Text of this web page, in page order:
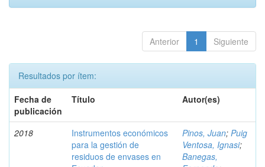
Anterior 1 Siguiente
Resultados por ítem:
Fecha de
publicación
Título Autor(es)
2018
Instrumentos económicos
para la gestión de
residuos de envases en
Pinos, Juan; Puig
Ventosa, Ignasi;
Banegas,